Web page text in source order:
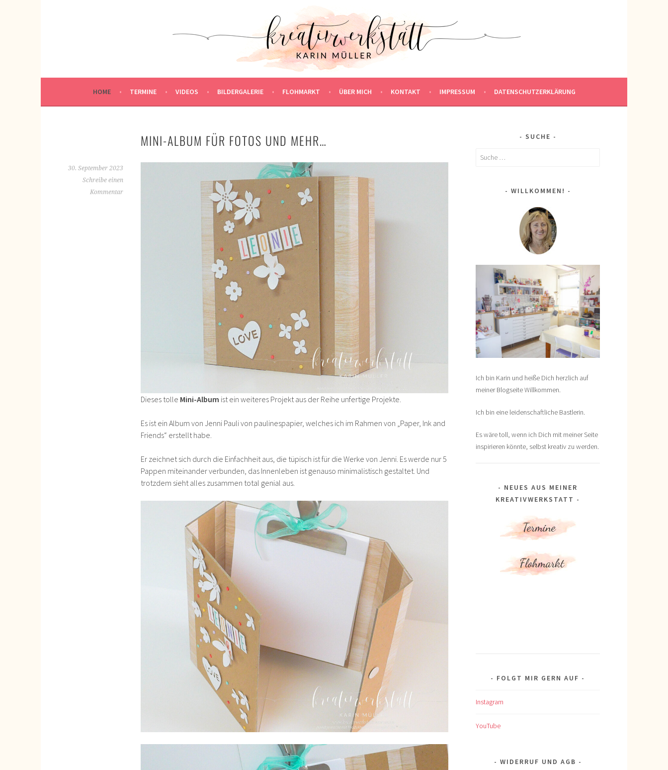
KREATIVWERKSTATT
HOME TERMINE VIDEOS BILDERGALERIE FLOHMARKT ÜBER MICH KONTAKT IMPRESSUM DATENSCHUTZERKLÄRUNG
MINI-ALBUM FÜR FOTOS UND MEHR…
30. September 2023
Schreibe einen
Kommentar
Dieses tolle Mini-Album ist ein weiteres Projekt aus der Reihe unfertige Projekte.
Es ist ein Album von Jenni Pauli von paulinespapier, welches ich im Rahmen von „Paper, Ink and
Friends“ erstellt habe.
Er zeichnet sich durch die Einfachheit aus, die tüpisch ist für die Werke von Jenni. Es werde nur 5
Pappen miteinander verbunden, das Innenleben ist genauso minimalistisch gestaltet. Und
trotzdem sieht alles zusammen total genial aus.
SUCHE
Suche
WILLKOMMEN!
Ich bin Karin und heiße Dich herzlich auf
meiner Blogseite Willkommen.
Ich bin eine leidenschaftliche Bastlerin.
Es wäre toll, wenn ich Dich mit meiner Seite
inspirieren könnte, selbst kreativ zu werden.
NEUES AUS MEINER
KREATIVWERKSTATT
FOLGT MIR GERN AUF
Instagram
YouTube
WIDERRUF UND AGB